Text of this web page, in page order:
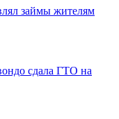
займы жителям
сдала ГТО на